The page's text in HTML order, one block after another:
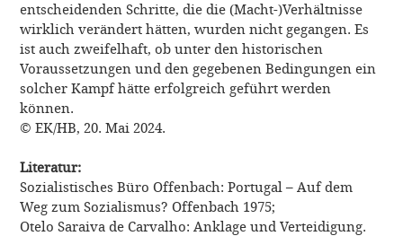
entscheidenden Schritte, die die (Macht-)Verhältnisse
wirklich verändert hätten, wurden nicht gegangen. Es
ist auch zweifelhaft, ob unter den historischen
Voraussetzungen und den gegebenen Bedingungen ein
solcher Kampf hätte erfolgreich geführt werden
können.
© EK/HB, 20. Mai 2024.
Literatur:
Sozialistisches Büro Offenbach: Portugal – Auf dem
Weg zum Sozialismus? Offenbach 1975;
Otelo Saraiva de Carvalho: Anklage und Verteidigung.